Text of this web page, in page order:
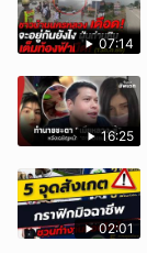
07:14
16:25
02:01